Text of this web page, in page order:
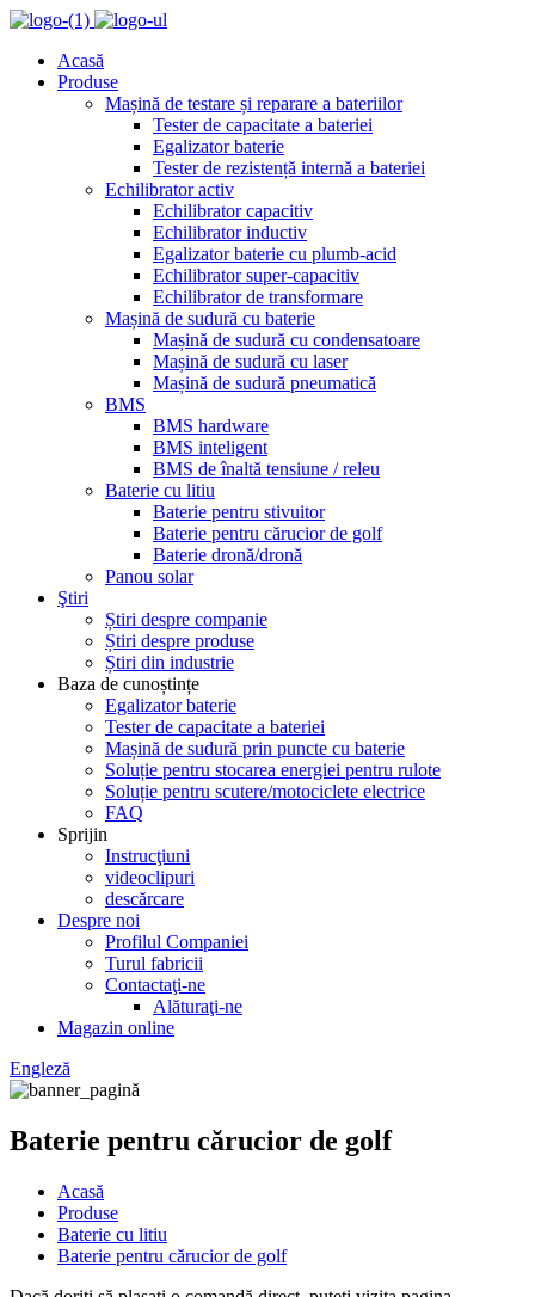
Acasă
Produse
Mașină de testare și reparare a bateriilor
Tester de capacitate a bateriei
Egalizator baterie
Tester de rezistență internă a bateriei
Echilibrator activ
Echilibrator capacitiv
Echilibrator inductiv
Egalizator baterie cu plumb-acid
Echilibrator super-capacitiv
Echilibrator de transformare
Mașină de sudură cu baterie
Mașină de sudură cu condensatoare
Mașină de sudură cu laser
Mașină de sudură pneumatică
BMS
BMS hardware
BMS inteligent
BMS de înaltă tensiune / releu
Baterie cu litiu
Baterie pentru stivuitor
Baterie pentru cărucior de golf
Baterie dronă/dronă
Panou solar
Ştiri
Știri despre companie
Știri despre produse
Știri din industrie
Baza de cunoștințe
Egalizator baterie
Tester de capacitate a bateriei
Mașină de sudură prin puncte cu baterie
Soluție pentru stocarea energiei pentru rulote
Soluție pentru scutere/motociclete electrice
FAQ
Sprijin
Instrucţiuni
videoclipuri
descărcare
Despre noi
Profilul Companiei
Turul fabricii
Contactaţi-ne
Alăturaţi-ne
Magazin online
Engleză
Baterie pentru cărucior de golf
Acasă
Produse
Baterie cu litiu
Baterie pentru cărucior de golf